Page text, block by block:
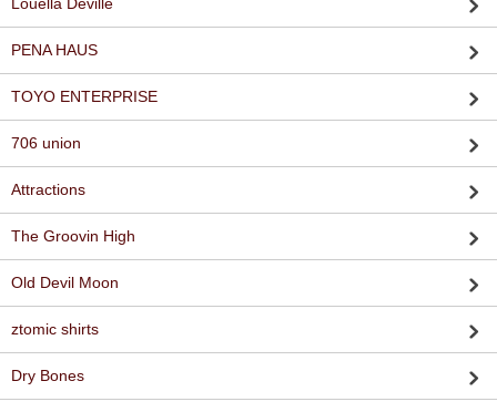
Louella Deville
PENA HAUS
TOYO ENTERPRISE
706 union
Attractions
The Groovin High
Old Devil Moon
ztomic shirts
Dry Bones